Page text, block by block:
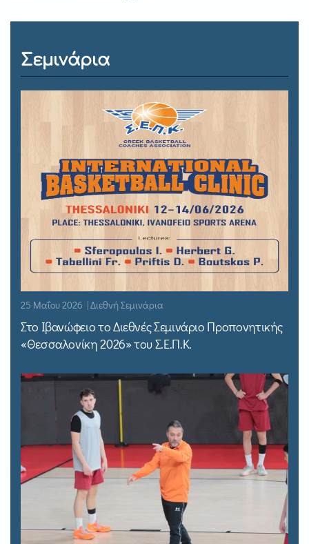
Σεμινάρια
25 Μαΐου 2026 | Διεθνή Σεμινάρια
Στο Ιβανώφειο το Διεθνές Σεμινάριο Προπονητικής
«Θεσσαλονίκη 2026» του Σ.Ε.Π.Κ.